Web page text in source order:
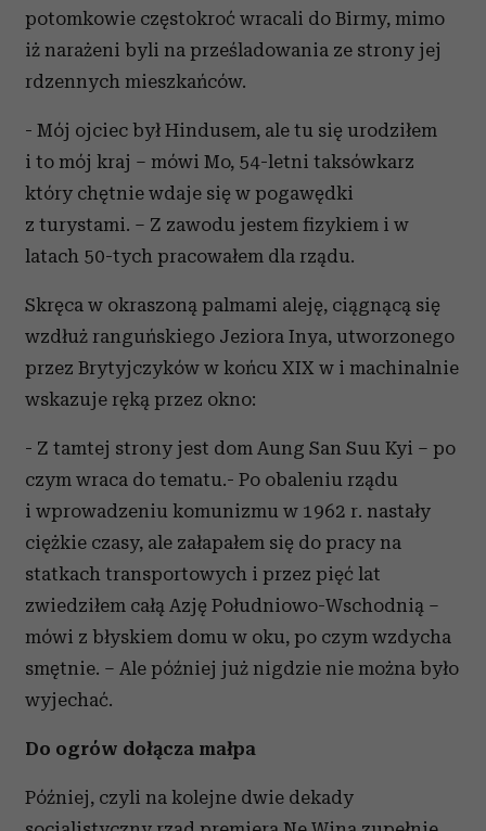
potomkowie częstokroć wracali do Birmy, mimo
iż narażeni byli na prześladowania ze strony jej
rdzennych mieszkańców.
- Mój ojciec był Hindusem, ale tu się urodziłem
i to mój kraj – mówi Mo, 54-letni taksówkarz
który chętnie wdaje się w pogawędki
z turystami. – Z zawodu jestem fizykiem i w
latach 50-tych pracowałem dla rządu.
Skręca w okraszoną palmami aleję, ciągnącą się
wzdłuż ranguńskiego Jeziora Inya, utworzonego
przez Brytyjczyków w końcu XIX w i machinalnie
wskazuje ręką przez okno:
- Z tamtej strony jest dom Aung San Suu Kyi – po
czym wraca do tematu.- Po obaleniu rządu
i wprowadzeniu komunizmu w 1962 r. nastały
ciężkie czasy, ale załapałem się do pracy na
statkach transportowych i przez pięć lat
zwiedziłem całą Azję Południowo-Wschodnią –
mówi z błyskiem domu w oku, po czym wzdycha
smętnie. – Ale później już nigdzie nie można było
wyjechać.
Do ogrów dołącza małpa
Później, czyli na kolejne dwie dekady